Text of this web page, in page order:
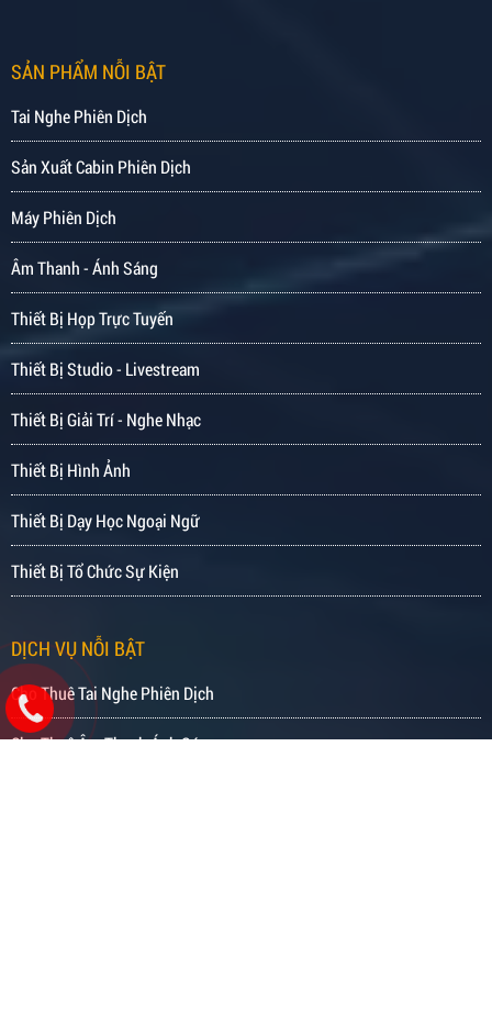
SẢN PHẨM NỖI BẬT
Tai Nghe Phiên Dịch
Sản Xuất Cabin Phiên Dịch
Máy Phiên Dịch
Âm Thanh - Ánh Sáng
Thiết Bị Họp Trực Tuyến
Thiết Bị Studio - Livestream
Thiết Bị Giải Trí - Nghe Nhạc
Thiết Bị Hình Ảnh
Thiết Bị Dạy Học Ngoại Ngữ
Thiết Bị Tổ Chức Sự Kiện
DỊCH VỤ NỖI BẬT
Cho Thuê Tai Nghe Phiên Dịch
Cho Thuê Âm Thanh Ánh Sáng